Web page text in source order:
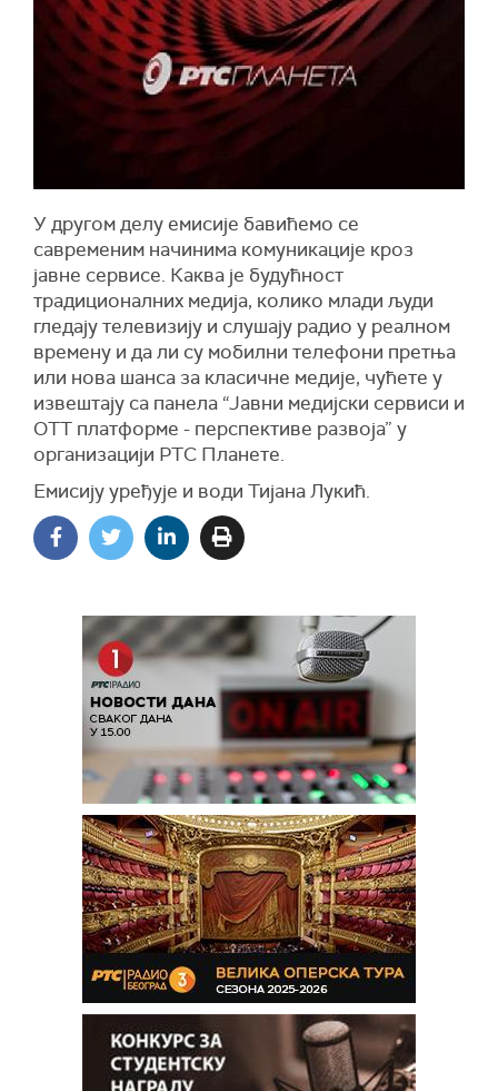
У другом делу емисије бавићемо се
савременим начинима комуникације кроз
јавне сервисе. Каква је будућност
традиционалних медија, колико млади људи
гледају телевизију и слушају радио у реалном
времену и да ли су мобилни телефони претња
или нова шанса за класичне медије, чућете у
извештају са панела “Јавни медијски сервиси и
OTT платформе - перспективе развоја” у
организацији РТС Планете.
Емисију уређује и води Тијана Лукић.